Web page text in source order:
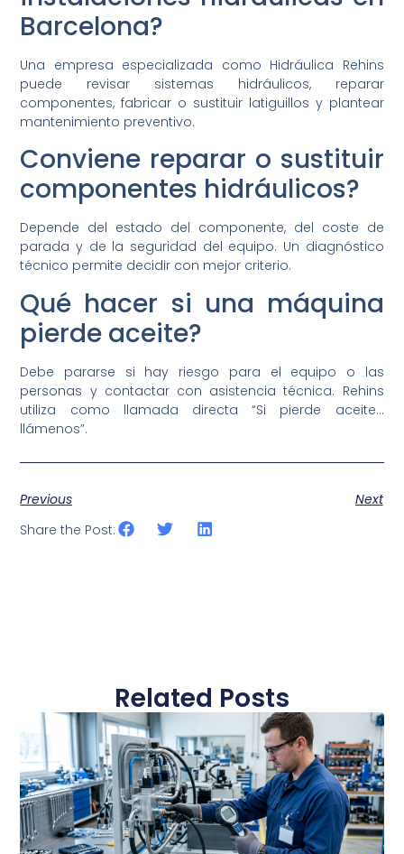
Barcelona?
Una empresa especializada como Hidráulica Rehins
puede revisar sistemas hidráulicos, reparar
componentes, fabricar o sustituir latiguillos y plantear
mantenimiento preventivo.
Conviene reparar o sustituir
componentes hidráulicos?
Depende del estado del componente, del coste de
parada y de la seguridad del equipo. Un diagnóstico
técnico permite decidir con mejor criterio.
Qué hacer si una máquina
pierde aceite?
Debe pararse si hay riesgo para el equipo o las
personas y contactar con asistencia técnica. Rehins
utiliza como llamada directa “Si pierde aceite…
llámenos”.
Previous
Next
Share the Post:
Related Posts